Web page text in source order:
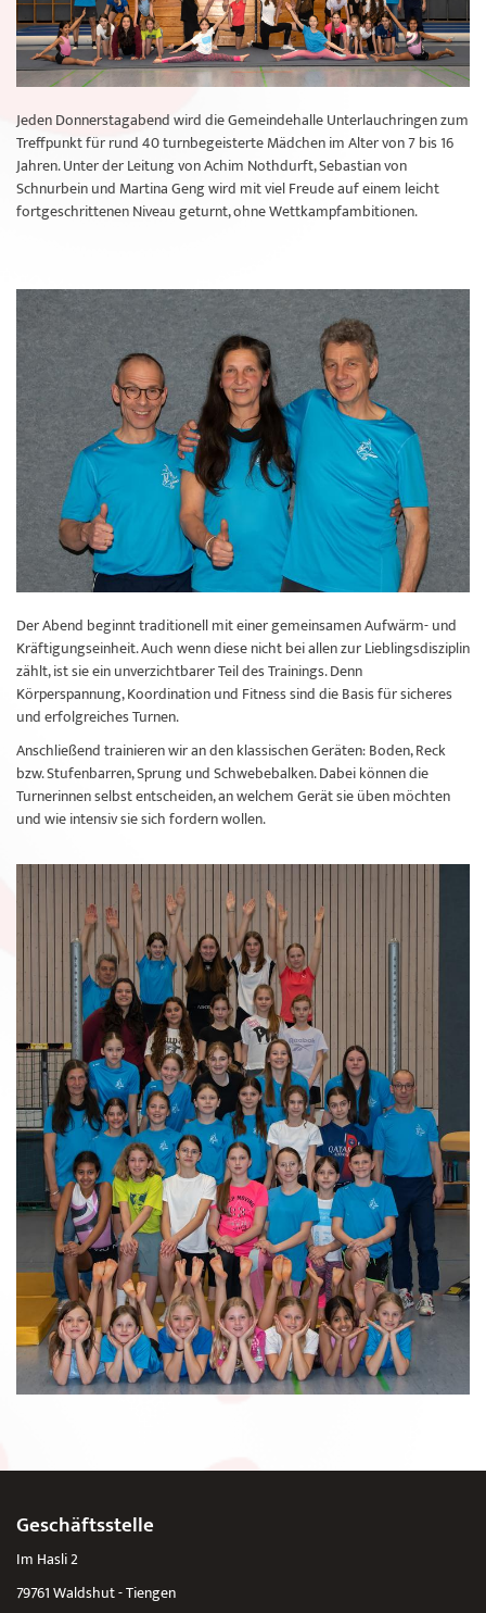
Jeden Donnerstagabend wird die Gemeindehalle Unterlauchringen zum
Treffpunkt für rund 40 turnbegeisterte Mädchen im Alter von 7 bis 16
Jahren. Unter der Leitung von Achim Nothdurft, Sebastian von
Schnurbein und Martina Geng wird mit viel Freude auf einem leicht
fortgeschrittenen Niveau geturnt, ohne Wettkampfambitionen.
Der Abend beginnt traditionell mit einer gemeinsamen Aufwärm- und
Kräftigungseinheit. Auch wenn diese nicht bei allen zur Lieblingsdisziplin
zählt, ist sie ein unverzichtbarer Teil des Trainings. Denn
Körperspannung, Koordination und Fitness sind die Basis für sicheres
und erfolgreiches Turnen.
Anschließend trainieren wir an den klassischen Geräten: Boden, Reck
bzw. Stufenbarren, Sprung und Schwebebalken. Dabei können die
Turnerinnen selbst entscheiden, an welchem Gerät sie üben möchten
und wie intensiv sie sich fordern wollen.
Geschäftsstelle
Im Hasli 2
79761 Waldshut - Tiengen